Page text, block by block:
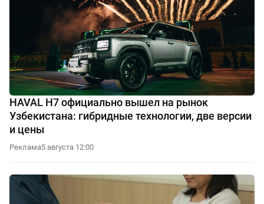
HAVAL H7 официально вышел на рынок
Узбекистана: гибридные технологии, две версии
и цены
Реклама5 августа 12:00